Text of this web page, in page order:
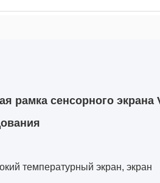
рамка сенсорного экрана
температурный экран, экран